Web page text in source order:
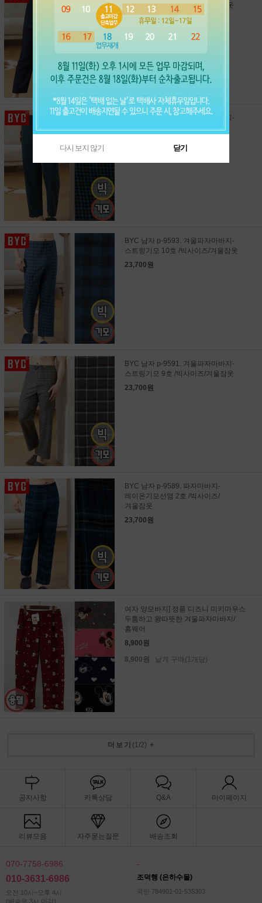
스트링기모 9호 /빅사이즈/겨울잠옷
23,700원
BYC 남자 b-9595. 겨울파자마바지-
스트링기모선염 11호 /빅사이즈/
BYC 남자 p-9593. 겨울파자마바지-
스트링기모 10호 /빅사이즈/겨울잠옷
23,700원
BYC 남자 p-9591. 겨울파자마바지-
스트링기모 9호 /빅사이즈/겨울잠옷
23,700원
BYC 남자 p-9589. 파자마바지-
레이온기모선염 2호 /빅사이즈/
겨울잠옷
23,700원
여자 양모바지] 정품 디즈니 미키마우스
두툼하고 왕따뜻한 겨울파자마바지/
홈웨어
8,900원
8,900원 : 낱개 구매(1개당)
더보기 (1/2) +
공지사항 카톡상담 Q&A 마이페이지
리뷰모음 자주묻는질문 배송조회
070-7758-6986
010-3631-6986
오전 10시~오후 4시
(배송은 3시 마감)
-
조덕행 (은하수몰)
국민 784901-01-535303
다시 보지 않기 닫기